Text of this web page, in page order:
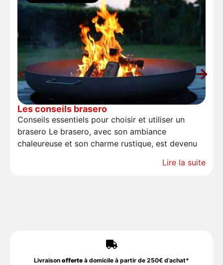
Les conseils brasero
Conseils essentiels pour choisir et utiliser un
brasero Le brasero, avec son ambiance
chaleureuse et son charme rustique, est devenu
Lire la suite
Livraison offerte à domicile à partir de 250€ d’achat*